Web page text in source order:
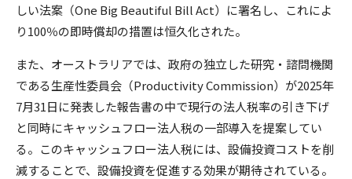
しい法案（One Big Beautiful Bill Act）に署名し、これによ
り100％の即時償却の措置は恒久化された。
また、オーストラリアでは、政府の独立した研究・諮問機関
である生産性委員会（Productivity Commission）が2025年
7月31日に発表した報告書の中で現行の法人税率の引き下げ
と同時にキャッシュフロー法人税の一部導入を提案してい
る。このキャッシュフロー法人税には、設備投資コストを削
減することで、設備投資を促進する効果が期待されている。